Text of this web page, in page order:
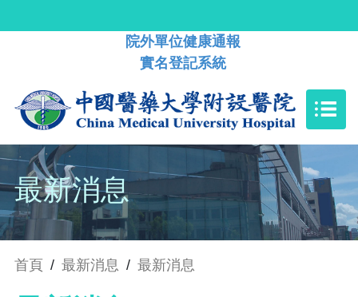
院外單位健康通報
實名登記系統
最新消息
首頁 / 最新消息 / 最新消息